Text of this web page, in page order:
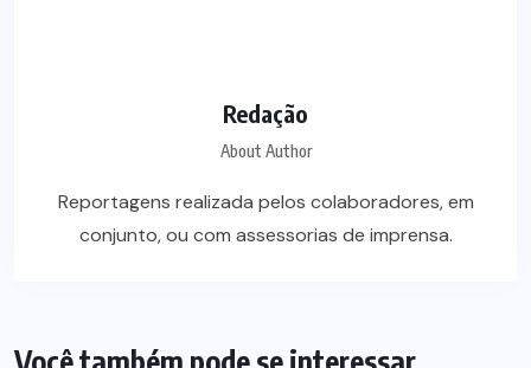
Redação
About Author
Reportagens realizada pelos colaboradores, em
conjunto, ou com assessorias de imprensa.